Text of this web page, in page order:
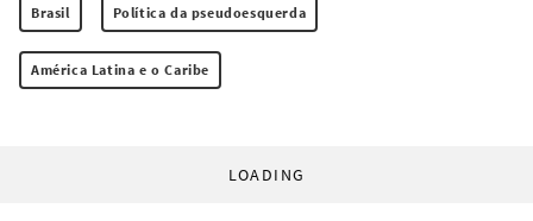
Brasil Política da pseudoesquerda
América Latina e o Caribe
LOADING